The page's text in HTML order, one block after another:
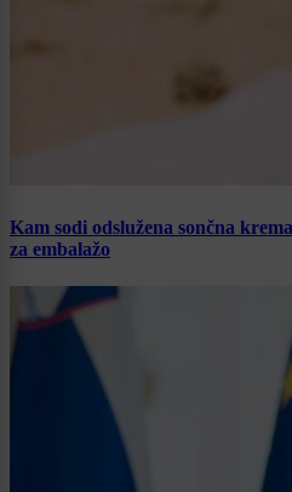
Kam sodi odslužena sončna
za embalažo